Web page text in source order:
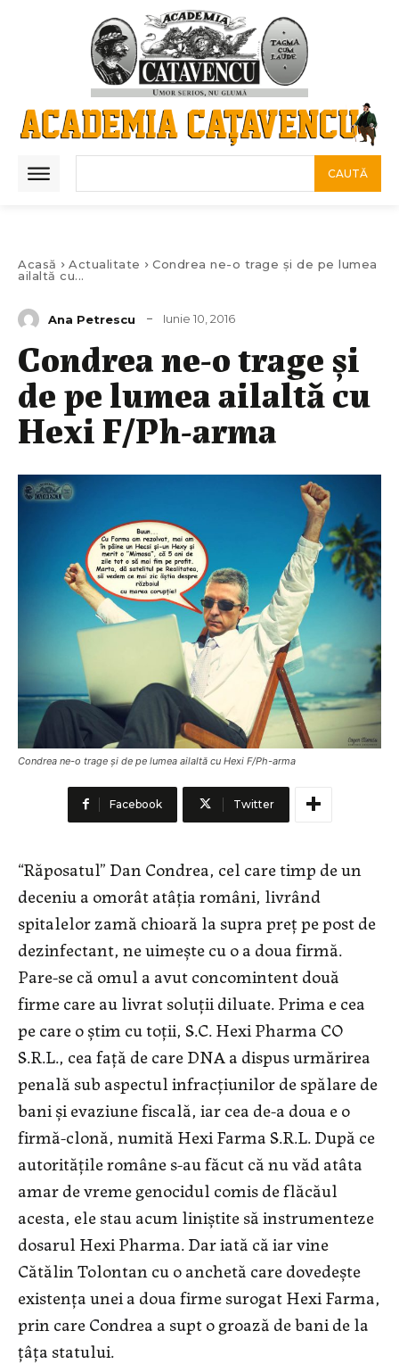
CAUTĂ
Acasă Actualitate
Condrea ne-o trage și de pe lumea
ailaltă cu...
Ana Petrescu Iunie 10, 2016
Condrea ne-o trage și
de pe lumea ailaltă cu
Hexi F/Ph-arma
Condrea ne-o trage și de pe lumea ailaltă cu Hexi F/Ph-arma
Facebook Twitter
“Răposatul” Dan Condrea, cel care timp de un
deceniu a omorât atâția români, livrând
spitalelor zamă chioară la supra preț pe post de
dezinfectant, ne uimește cu o a doua firmă.
Pare-se că omul a avut concomintent două
firme care au livrat soluții diluate. Prima e cea
pe care o știm cu toții, S.C. Hexi Pharma CO
S.R.L., cea față de care DNA a dispus urmărirea
penală sub aspectul infracțiunilor de spălare de
bani și evaziune fiscală, iar cea de-a doua e o
firmă-clonă, numită Hexi Farma S.R.L. După ce
autoritățile române s-au făcut că nu văd atâta
amar de vreme genocidul comis de flăcăul
acesta, ele stau acum liniștite să instrumenteze
dosarul Hexi Pharma. Dar iată că iar vine
Cătălin Tolontan cu o anchetă care dovedește
existența unei a doua firme surogat Hexi Farma,
prin care Condrea a supt o groază de bani de la
țâța statului.